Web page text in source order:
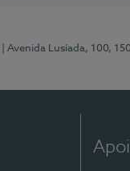
| Avenida Lusíada, 100,